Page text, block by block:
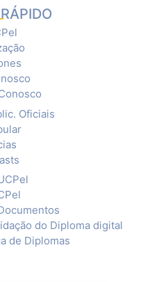
Oficiais
do Diploma digital
de Diplomas